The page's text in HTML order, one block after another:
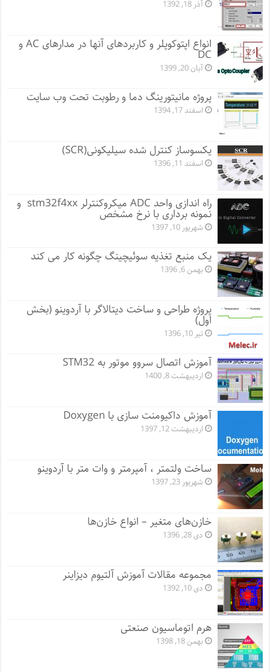
آذر 18, 1392
انواع اپتوکوپلر و کاربردهای آنها در مدارهای AC و
DC
آبان 20, 1399
پروژه مانيتورينگ دما و رطوبت تحت وب سایت
اسفند 17, 1394
یکسوساز کنترل شده سیلیکونی(SCR)
اسفند 11, 1396
راه اندازی واحد ADC میکروکنترلر stm32f4xx و
نمونه برداری با نرخ مشخص
شهریور 10, 1397
یک منبع تغذیه سوئیچینگ چگونه کار می کند
بهمن 6, 1396
پروژه طراحی و ساخت دیتالاگر با آردوینو (بخش
اول)
تیر 10, 1396
آموزش اتصال سروو موتور به STM32
اردیبهشت 8, 1400
آموزش داکیومنت سازی با Doxygen
اردیبهشت 12, 1397
ساخت ولتمتر ، آمپرمتر و وات متر با آردوینو
شهریور 23, 1397
خازن‌های متغیر – انواع خازن‌ها
دی 28, 1396
مجموعه مقالات آموزش آلتیوم دیزاینر
دی 10, 1392
هرم اتوماسیون صنعتی
بهمن 18, 1398